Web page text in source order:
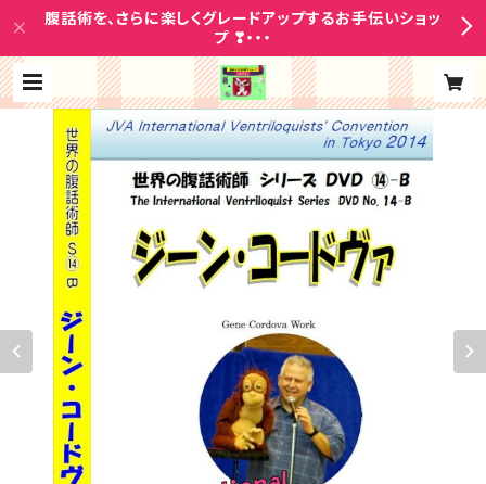
腹話術を、さらに楽しくグレードアップするお手伝いショッ
プ ❣・・・